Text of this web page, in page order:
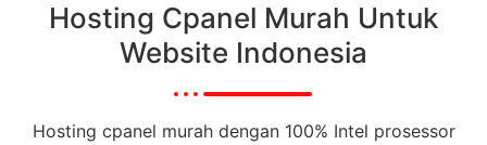
Hosting Cpanel Murah Untuk
Website Indonesia
Hosting cpanel murah dengan 100% Intel prosessor